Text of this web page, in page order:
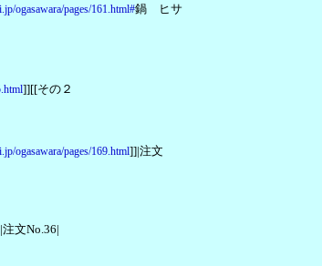
ogasawara/pages/161.html#鍋 ヒサ
]][[その２
ogasawara/pages/169.html]]|注文
文No.36|